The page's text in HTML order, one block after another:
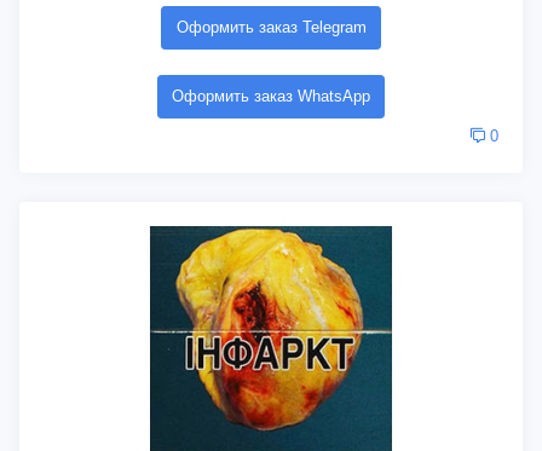
Оформить заказ Telegram
Оформить заказ WhatsApp
0